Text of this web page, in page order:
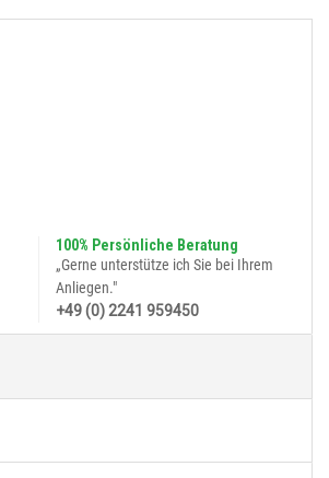
100% Persönliche Beratung
„Gerne unterstütze ich Sie bei Ihrem
Anliegen."
+49 (0) 2241 959450